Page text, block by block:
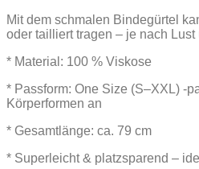
Mit dem schmalen Bindegürtel
oder tailliert tragen – je nach Lust
* Material: 100 % Viskose
* Passform: One Size (S–XXL) -
Körperformen an
* Gesamtlänge: ca. 79 cm
* Superleicht & platzsparend –